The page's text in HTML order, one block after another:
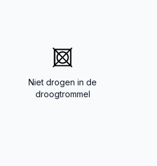
Niet drogen in de
droogtrommel